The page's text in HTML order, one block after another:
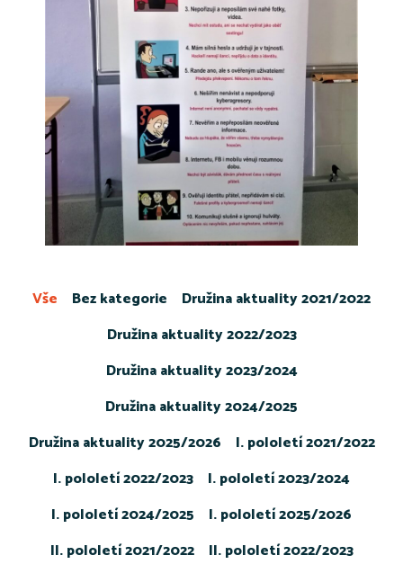
Bez kategorie
Družina aktuality 2021/2022
Družina aktuality 2022/2023
Družina aktuality 2023/2024
Družina aktuality 2024/2025
Družina aktuality 2025/2026
I. pololetí 2021/2022
I. pololetí 2022/2023
I. pololetí 2023/2024
I. pololetí 2024/2025
I. pololetí 2025/2026
II. pololetí 2021/2022
II. pololetí 2022/2023
Vše